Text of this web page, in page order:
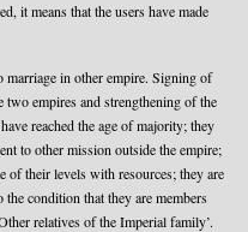
it means that the users have made
marriage in other empire. Signing of
two empires and strengthening of the
reached the age of majority; they
to other mission outside the empire;
of their levels with resources; they are
condition that they are members
relatives of the Imperial family’.